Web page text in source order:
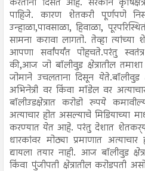
पाहिजे. कारण शेतकरी पूर्णपणे
उन्हाळा,पावसाळा, हिवाळा,
सामना करावा लागतो. तेव्हा
आपणा सर्वांपर्यंत पोहचते.परंतु
की,आज जो बॉलीवुड क्षेत्रातील
जोमाने उचलताना दिसून येते.बॉलीवुड
अभिनेत्री वर किंवा मॉडेल वर
बॉलीउडक्षेत्रात करोडो रुपये
अत्याचार होत असल्याचे मिडियाच्या
करण्यात येत आहे. परंतु देशात
धारकांवर मोठ्या प्रमाणात
द्यायला तयार नाही. आज बॉलीवुड
किंवा पुंजीपती क्षेत्रातील करोडपती